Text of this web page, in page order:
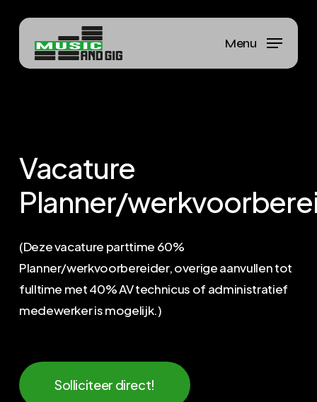
content
Menu
Vacature
Planner/
(Deze vacature parttime 60%
Planner/werkvoorbereider, overige aanvullen tot
fulltime met 40% AV technicus of administratief
medewerker is mogelijk.)
Solliciteer direct!
Close
Menu